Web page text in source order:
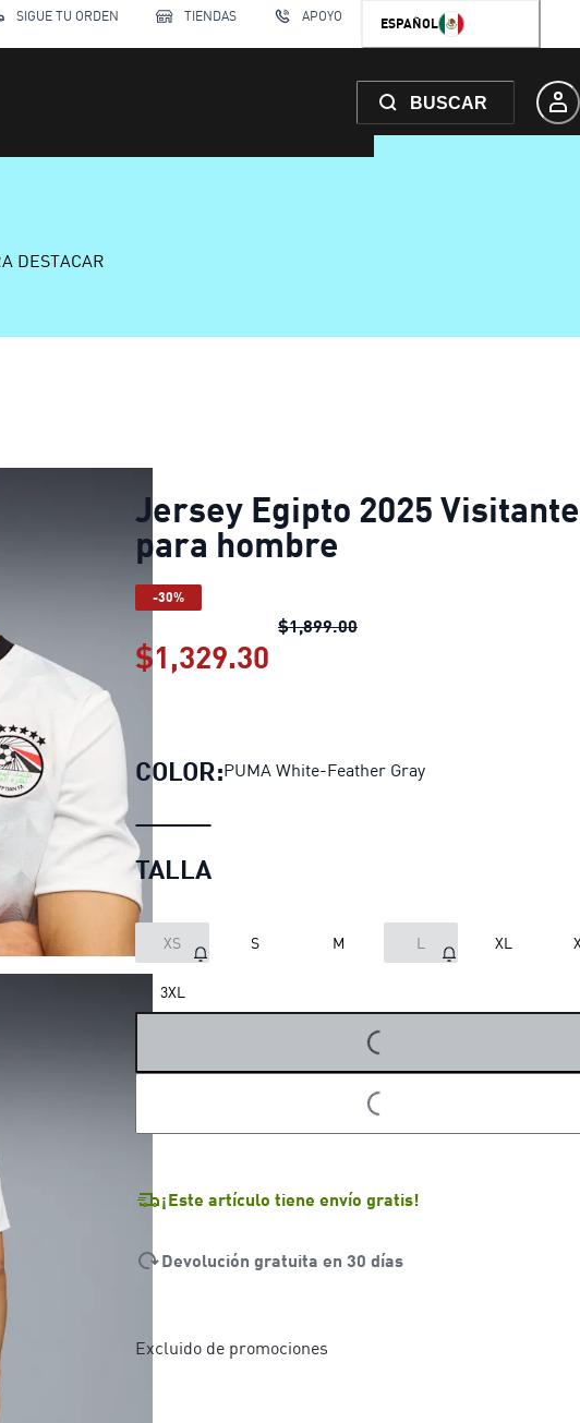
SIGUE TU ORDEN TIENDAS APOYO ESPAÑOL
BUSCAR
DESTACAR
Jersey Egipto 2025 Visitante
para hombre
-30%
$1,899.00Jersey Egipto 2025
$1,329.30
COLOR:PUMA White-Feather Gray
TALLA
XS S M L XL
3XL
¡Este artículo tiene envío gratis!
Devolución gratuita en 30 días
Excluido de promociones